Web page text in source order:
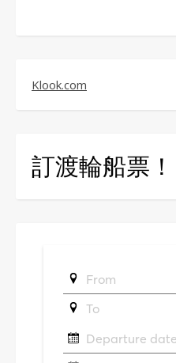
Klook.com
訂渡輪船票！